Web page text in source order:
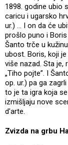
1898. godine ubio
caricu i ugarsko
ur.) ... I on da će
prošlo puno i
Šanto trče u
ubost. Boris, koji
više nazad. Sta je,
„Tiho pojte”. I
op. ur.) pa ga
to je ta igra koja
izmišljaju nove
d'arte.
Zvizda na grbu